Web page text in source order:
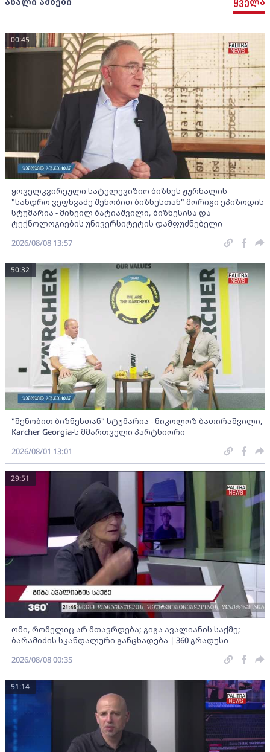
ყოველკვირეული სატელევიზიო ბიზნეს ჟურნალის
"სანდრო ვეფხვაძე შენობით ბიზნესთან" მორიგი ეპიზოდის
სტუმარია - მიხეილ ბატიაშვილი, ბიზნესისა და
ტექნოლოგიების უნივერსიტეტის დამფუძნებელი
00:45
2026/08/08 13:57
"შენობით ბიზნესთან" სტუმარია - ნიკოლოზ ბათირაშვილი,
Karcher Georgia-ს მმართველი პარტნიორი
50:32
2026/08/01 13:01
ომი, რომელიც არ მთავრდება; გიგა ავალიანის საქმე;
ბარამიძის სკანდალური განცხადება | 360 გრადუსი
29:51
2026/08/08 00:35
51:14